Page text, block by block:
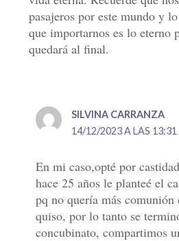
pasajeros por este mundo y
que importarnos es lo eterno
quedará al final.
SILVINA CARRANZA
14/12/2023 A LAS 13:31
En mi caso,opté por
hace 25 años le planteé el
pq no quería más
quiso, por lo tanto se
concubinato, compartimos